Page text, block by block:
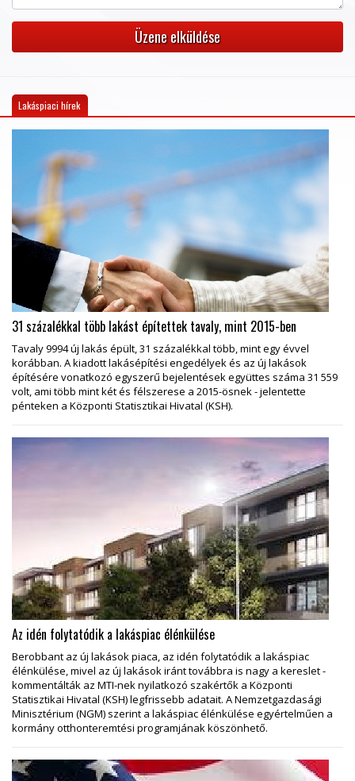
Lakáspiaci hírek
31 százalékkal több lakást építettek tavaly, mint 2015-ben
Tavaly 9994 új lakás épült, 31 százalékkal több, mint egy évvel
korábban. A kiadott lakásépítési engedélyek és az új lakások
építésére vonatkozó egyszerű bejelentések együttes száma 31 559
volt, ami több mint két és félszerese a 2015-ösnek - jelentette
pénteken a Központi Statisztikai Hivatal (KSH).
Az idén folytatódik a lakáspiac élénkülése
Berobbant az új lakások piaca, az idén folytatódik a lakáspiac
élénkülése, mivel az új lakások iránt továbbra is nagy a kereslet -
kommentálták az MTI-nek nyilatkozó szakértők a Központi
Statisztikai Hivatal (KSH) legfrissebb adatait. A Nemzetgazdasági
Minisztérium (NGM) szerint a lakáspiac élénkülése egyértelműen a
kormány otthonteremtési programjának köszönhető.